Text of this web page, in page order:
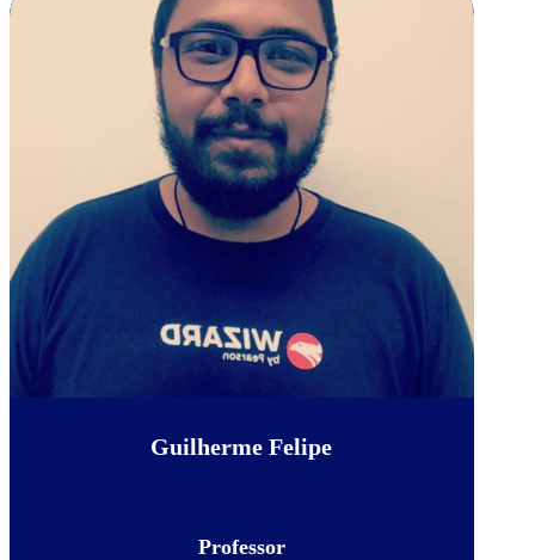
Guilherme Felipe
Professor